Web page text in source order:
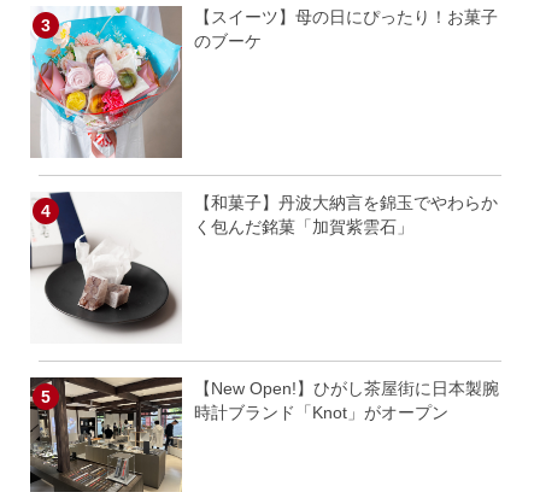
【スイーツ】母の日にぴったり！お菓子
のブーケ
【和菓子】丹波大納言を錦玉でやわらか
く包んだ銘菓「加賀紫雲石」
【New Open!】ひがし茶屋街に日本製腕
時計ブランド「Knot」がオープン